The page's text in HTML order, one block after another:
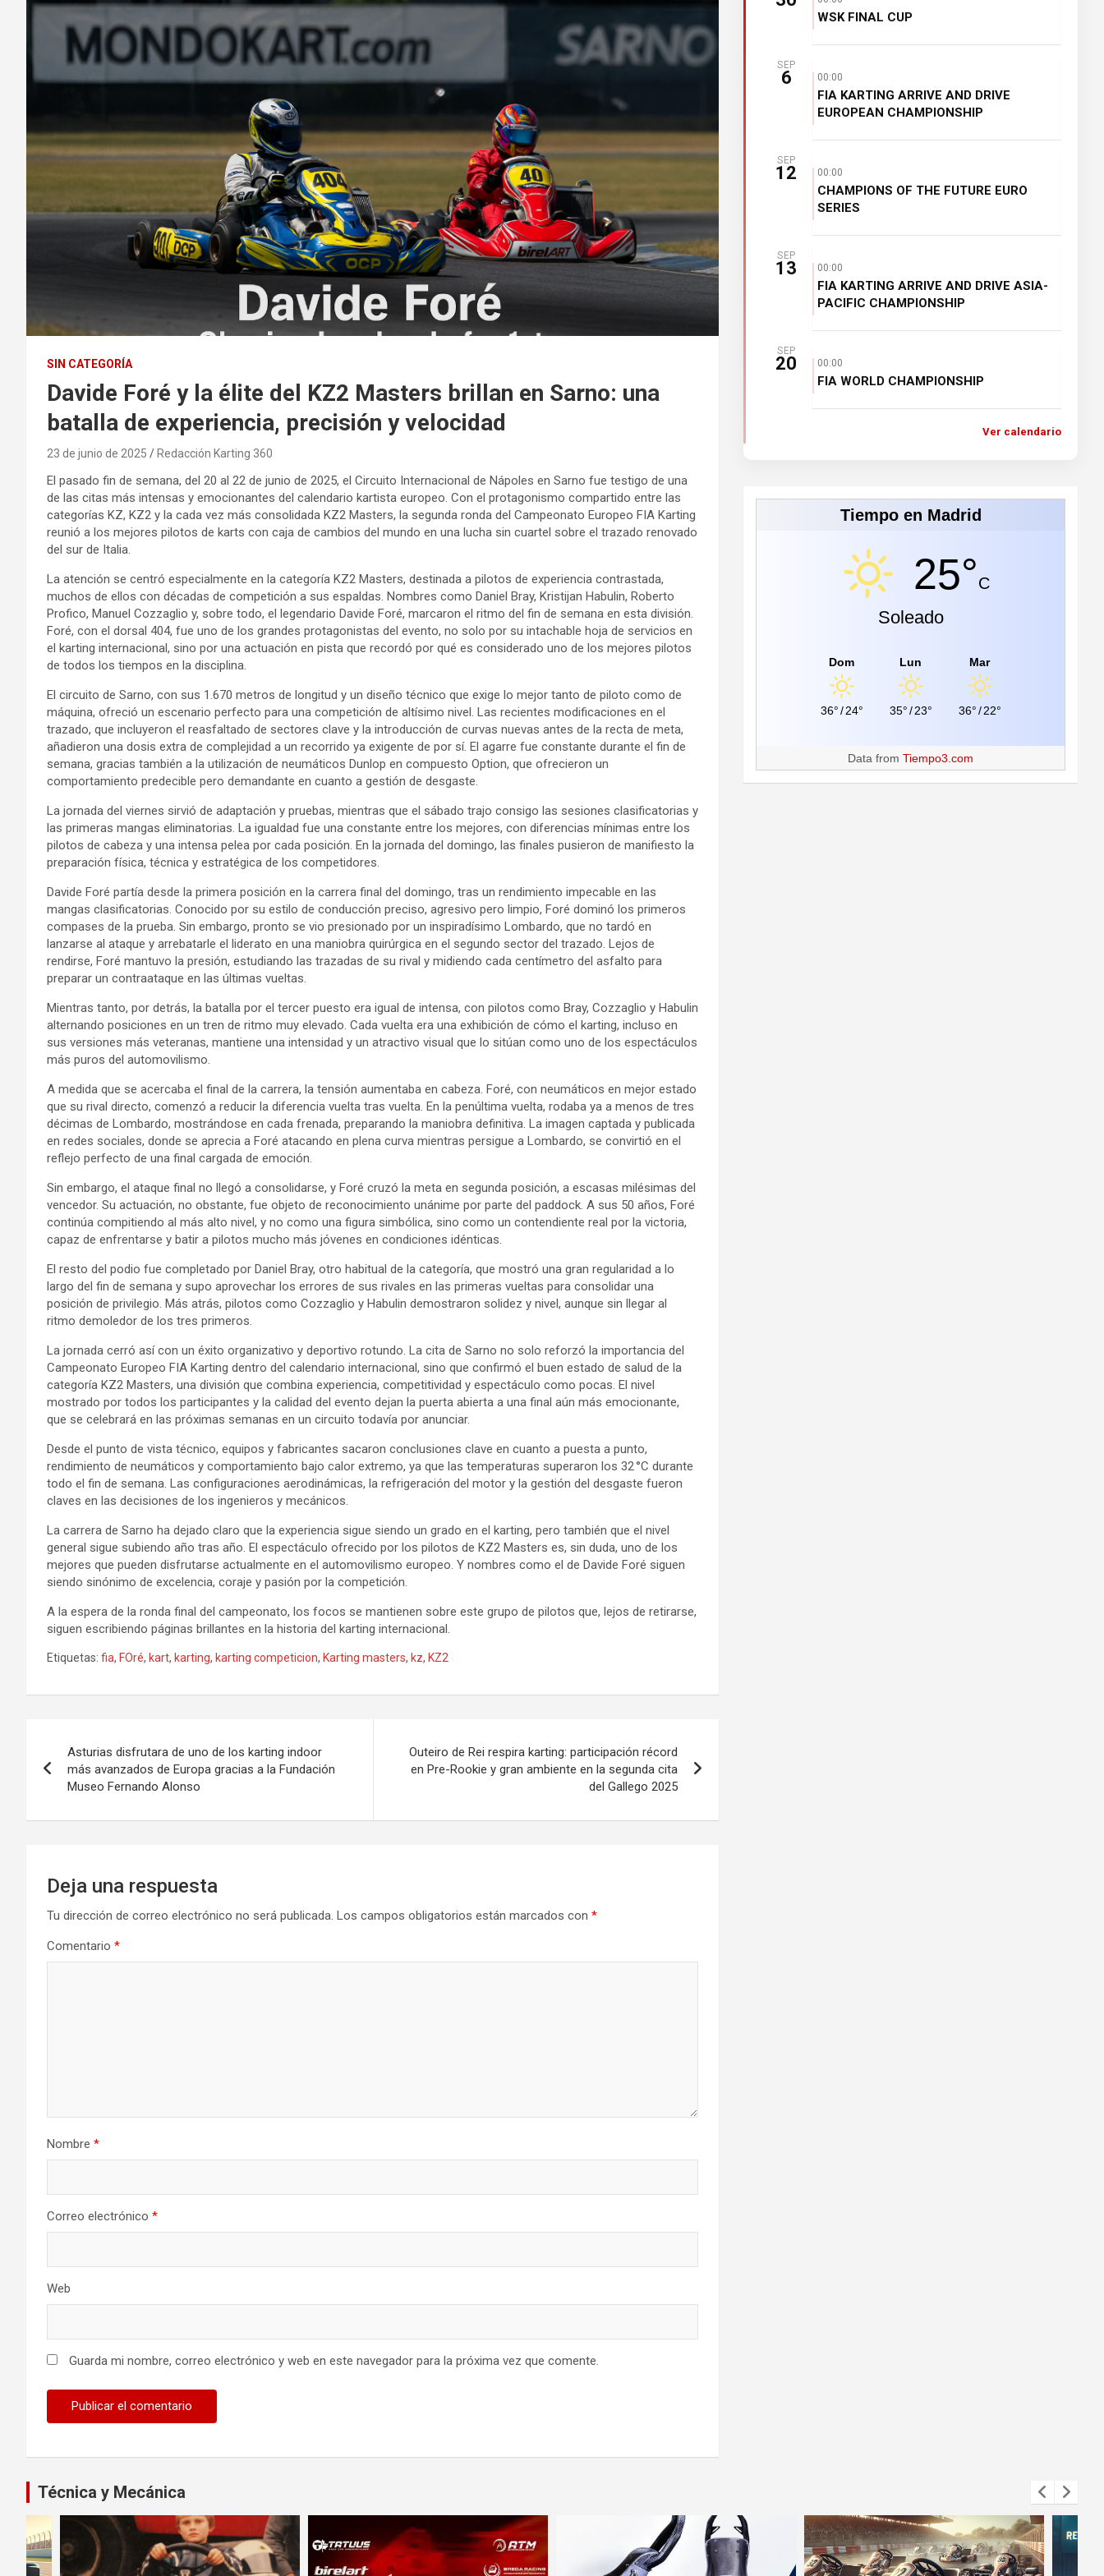
SIN CATEGORÍA
Davide Foré y la élite del KZ2 Masters brillan en Sarno: una
batalla de experiencia, precisión y velocidad
23 de junio de 2025 Redacción Karting 360
El pasado fin de semana, del 20 al 22 de junio de 2025, el Circuito Internacional de Nápoles en Sarno fue testigo de una
de las citas más intensas y emocionantes del calendario kartista europeo. Con el protagonismo compartido entre las
categorías KZ, KZ2 y la cada vez más consolidada KZ2 Masters, la segunda ronda del Campeonato Europeo FIA Karting
reunió a los mejores pilotos de karts con caja de cambios del mundo en una lucha sin cuartel sobre el trazado renovado
del sur de Italia.
La atención se centró especialmente en la categoría KZ2 Masters, destinada a pilotos de experiencia contrastada,
muchos de ellos con décadas de competición a sus espaldas. Nombres como Daniel Bray, Kristijan Habulin, Roberto
Profico, Manuel Cozzaglio y, sobre todo, el legendario Davide Foré, marcaron el ritmo del fin de semana en esta división.
Foré, con el dorsal 404, fue uno de los grandes protagonistas del evento, no solo por su intachable hoja de servicios en
el karting internacional, sino por una actuación en pista que recordó por qué es considerado uno de los mejores pilotos
de todos los tiempos en la disciplina.
El circuito de Sarno, con sus 1.670 metros de longitud y un diseño técnico que exige lo mejor tanto de piloto como de
máquina, ofreció un escenario perfecto para una competición de altísimo nivel. Las recientes modificaciones en el
trazado, que incluyeron el reasfaltado de sectores clave y la introducción de curvas nuevas antes de la recta de meta,
añadieron una dosis extra de complejidad a un recorrido ya exigente de por sí. El agarre fue constante durante el fin de
semana, gracias también a la utilización de neumáticos Dunlop en compuesto Option, que ofrecieron un
comportamiento predecible pero demandante en cuanto a gestión de desgaste.
La jornada del viernes sirvió de adaptación y pruebas, mientras que el sábado trajo consigo las sesiones clasificatorias y
las primeras mangas eliminatorias. La igualdad fue una constante entre los mejores, con diferencias mínimas entre los
pilotos de cabeza y una intensa pelea por cada posición. En la jornada del domingo, las finales pusieron de manifiesto la
preparación física, técnica y estratégica de los competidores.
Davide Foré partía desde la primera posición en la carrera final del domingo, tras un rendimiento impecable en las
mangas clasificatorias. Conocido por su estilo de conducción preciso, agresivo pero limpio, Foré dominó los primeros
compases de la prueba. Sin embargo, pronto se vio presionado por un inspiradísimo Lombardo, que no tardó en
lanzarse al ataque y arrebatarle el liderato en una maniobra quirúrgica en el segundo sector del trazado. Lejos de
rendirse, Foré mantuvo la presión, estudiando las trazadas de su rival y midiendo cada centímetro del asfalto para
preparar un contraataque en las últimas vueltas.
Mientras tanto, por detrás, la batalla por el tercer puesto era igual de intensa, con pilotos como Bray, Cozzaglio y Habulin
alternando posiciones en un tren de ritmo muy elevado. Cada vuelta era una exhibición de cómo el karting, incluso en
sus versiones más veteranas, mantiene una intensidad y un atractivo visual que lo sitúan como uno de los espectáculos
más puros del automovilismo.
A medida que se acercaba el final de la carrera, la tensión aumentaba en cabeza. Foré, con neumáticos en mejor estado
que su rival directo, comenzó a reducir la diferencia vuelta tras vuelta. En la penúltima vuelta, rodaba ya a menos de tres
décimas de Lombardo, mostrándose en cada frenada, preparando la maniobra definitiva. La imagen captada y publicada
en redes sociales, donde se aprecia a Foré atacando en plena curva mientras persigue a Lombardo, se convirtió en el
reflejo perfecto de una final cargada de emoción.
Sin embargo, el ataque final no llegó a consolidarse, y Foré cruzó la meta en segunda posición, a escasas milésimas del
vencedor. Su actuación, no obstante, fue objeto de reconocimiento unánime por parte del paddock. A sus 50 años, Foré
continúa compitiendo al más alto nivel, y no como una figura simbólica, sino como un contendiente real por la victoria,
capaz de enfrentarse y batir a pilotos mucho más jóvenes en condiciones idénticas.
El resto del podio fue completado por Daniel Bray, otro habitual de la categoría, que mostró una gran regularidad a lo
largo del fin de semana y supo aprovechar los errores de sus rivales en las primeras vueltas para consolidar una
posición de privilegio. Más atrás, pilotos como Cozzaglio y Habulin demostraron solidez y nivel, aunque sin llegar al
ritmo demoledor de los tres primeros.
La jornada cerró así con un éxito organizativo y deportivo rotundo. La cita de Sarno no solo reforzó la importancia del
Campeonato Europeo FIA Karting dentro del calendario internacional, sino que confirmó el buen estado de salud de la
categoría KZ2 Masters, una división que combina experiencia, competitividad y espectáculo como pocas. El nivel
mostrado por todos los participantes y la calidad del evento dejan la puerta abierta a una final aún más emocionante,
que se celebrará en las próximas semanas en un circuito todavía por anunciar.
Desde el punto de vista técnico, equipos y fabricantes sacaron conclusiones clave en cuanto a puesta a punto,
rendimiento de neumáticos y comportamiento bajo calor extremo, ya que las temperaturas superaron los 32 °C durante
todo el fin de semana. Las configuraciones aerodinámicas, la refrigeración del motor y la gestión del desgaste fueron
claves en las decisiones de los ingenieros y mecánicos.
La carrera de Sarno ha dejado claro que la experiencia sigue siendo un grado en el karting, pero también que el nivel
general sigue subiendo año tras año. El espectáculo ofrecido por los pilotos de KZ2 Masters es, sin duda, uno de los
mejores que pueden disfrutarse actualmente en el automovilismo europeo. Y nombres como el de Davide Foré siguen
siendo sinónimo de excelencia, coraje y pasión por la competición.
A la espera de la ronda final del campeonato, los focos se mantienen sobre este grupo de pilotos que, lejos de retirarse,
siguen escribiendo páginas brillantes en la historia del karting internacional.
Etiquetas: fia, FOré, kart, karting, karting competicion, Karting masters, kz, KZ2
de
Asturias disfrutara de uno de los karting indoor
más avanzados de Europa gracias a la Fundación
Museo Fernando Alonso
Outeiro de Rei respira karting: participación récord
en Pre-Rookie y gran ambiente en la segunda cita
del Gallego 2025
Deja una respuesta
Tu dirección de correo electrónico no será publicada. Los campos obligatorios están marcados con *
Comentario *
Nombre *
Correo electrónico *
Web
Guarda mi nombre, correo electrónico y web en este navegador para la próxima vez que comente.
WSK FINAL CUP
SEP
6 00:00
FIA KARTING ARRIVE AND DRIVE
EUROPEAN CHAMPIONSHIP
SEP
12 00:00
CHAMPIONS OF THE FUTURE EURO
SERIES
SEP
13 00:00
FIA KARTING ARRIVE AND DRIVE ASIA-
PACIFIC CHAMPIONSHIP
SEP
20 00:00
FIA WORLD CHAMPIONSHIP
Ver calendario
Tiempo en Madrid
25°C
Soleado
Dom
36°/ 24°
Lun
35°/ 23°
Mar
36°/ 22°
Data fromTiempo3.com
Técnica y Mecánica